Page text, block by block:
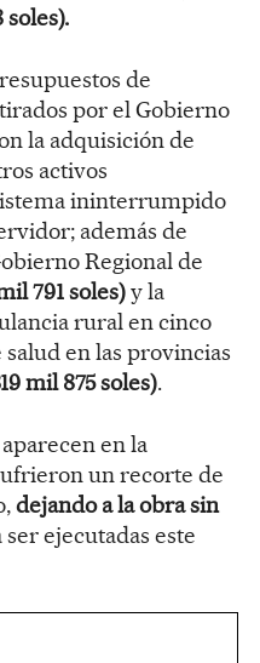
de
por el Gobierno
la adquisición de
activos
ininterrumpido
además de
Regional de
791 soles)y la
rural en cinco
en las provincias
mil 875 soles).
en la
un recorte de
dejando a la obra sin
ejecutadas este